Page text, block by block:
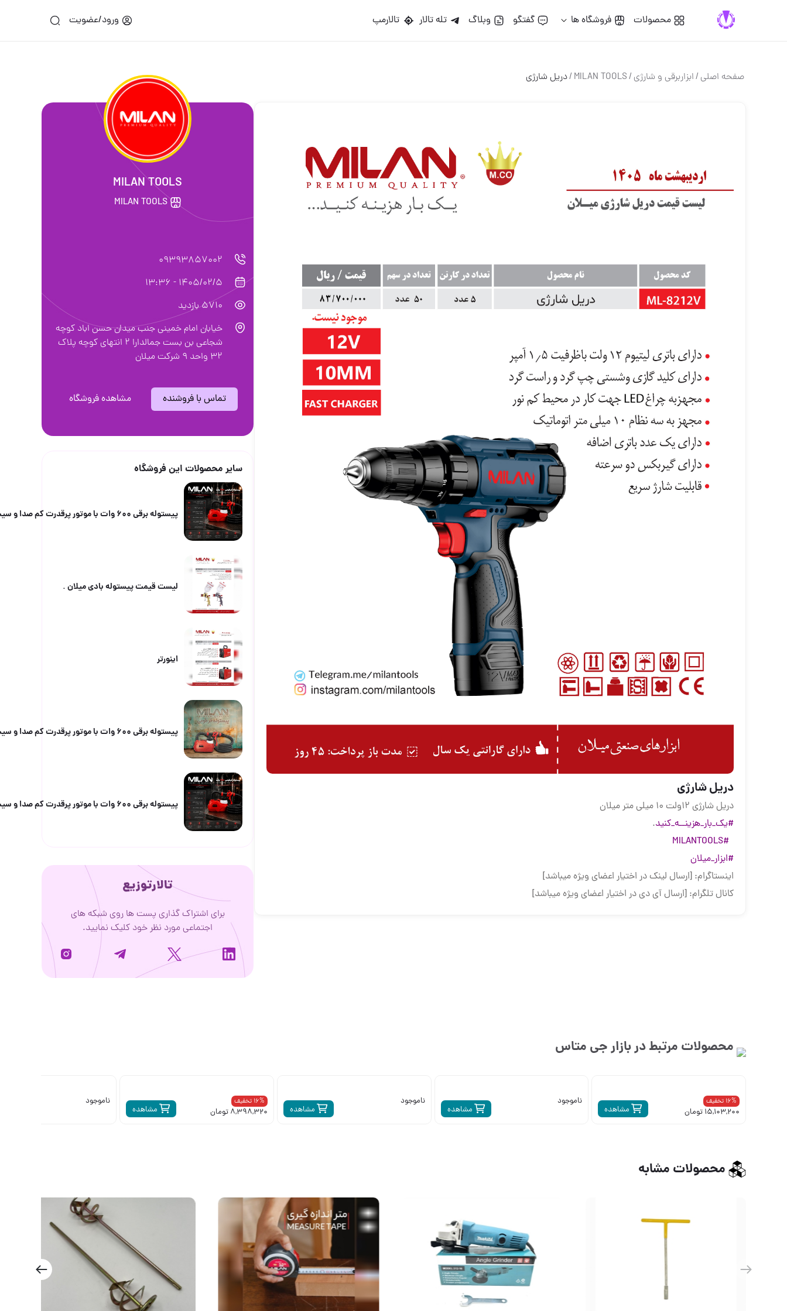
محصولات فروشگاه ها گفتگو وبلاگ تله تالار تالارمپ ورود/عضویت
صفحه اصلی/ابزاربرقی و شارژی/
MILAN TOOLS
/دریل شارژی
دریل شارژی
دریل شارژی ۱۲ولت ۱۰ میلی متر میلان
#یک_بار_هزینــه_کنید.
#MILANTOOLS
#ابزار_میلان
اینستاگرام: [ارسال لینک در اختیار اعضای ویژه میباشد]
کانال تلگرام: [ارسال آی دی در اختیار اعضای ویژه میباشد]
MILAN TOOLS
MILAN TOOLS
09393857002
1405/02/5 - 13:36
5710 بازدید
خیابان امام‌ خمینی جنب میدان حسن اباد کوچه
شجاعی بن بست جمالدارا ۲ انتهای کوچه پلاک
۳۲ واحد ۹ شرکت میلان
تماس با فروشنده مشاهده فروشگاه
سایر محصولات این فروشگاه
پیستوله برقی ۶۰۰ وات با موتور پرقدرت کم صدا و سیستم رنگ HVLP پاشش یکنواخت رنگ را به صورت عمودی و افق
لیست قیمت پیستوله بادی میلان .
اینورتر
پیستوله برقی ۶۰۰ وات با موتور پرقدرت کم صدا و سیستم رنگ HVLP پاشش یکنواخت رنگ را به صورت عمودی و افق
پیستوله برقی ۶۰۰ وات با موتور پرقدرت کم صدا و سیستم رنگ HVLP پاشش یکنواخت رنگ را به صورت عمودی و افق
تالارتوزیع
برای اشتراک گذاری پست ها روی شبکه های
اجتماعی مورد نظر خود کلیک نمایید.
محصولات مرتبط در بازارجی متاس
مشاهده
16% تخفیف
15,103,200 تومان مشاهده
ناموجود
مشاهده
ناموجود
مشاهده
16% تخفیف
8,398,320 تومان
ناموجود
محصولات مشابه